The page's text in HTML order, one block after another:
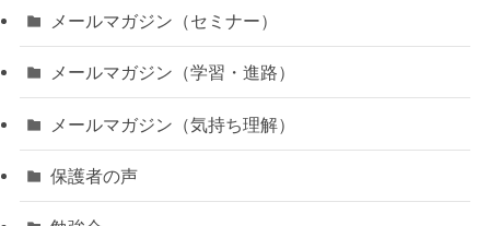
メールマガジン（セミナー）
メールマガジン（学習・進路）
メールマガジン（気持ち理解）
保護者の声